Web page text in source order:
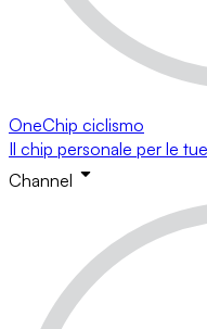
OneChip ciclismo
Il chip personale per le
Channel